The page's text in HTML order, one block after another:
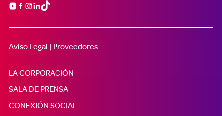

Aviso Legal | Proveedores
LA CORPORACIÓN
SALA DE PRENSA
CONEXIÓN SOCIAL